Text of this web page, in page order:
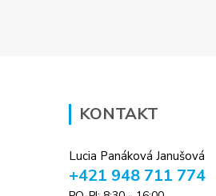
KONTAKT
Lucia Panáková Janušová
+421 948 711 774